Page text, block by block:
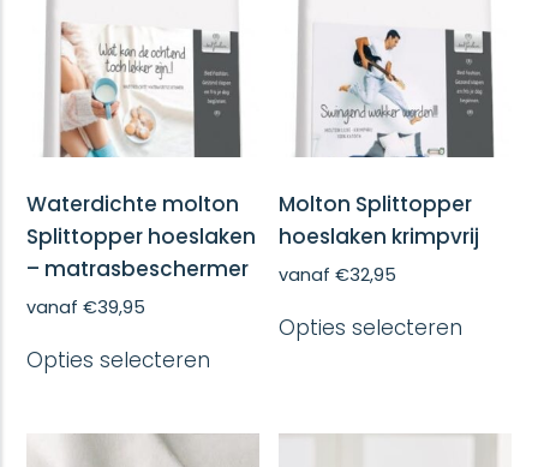
Waterdichte molton
Splittopper hoeslaken
– matrasbeschermer
vanaf€39,95
Opties selecteren
variaties.
Molton Splittopper
hoeslaken krimpvrij
vanaf€32,95
Opties selecteren
Deze